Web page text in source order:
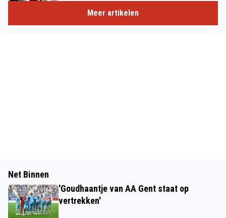
Meer artikelen
Net Binnen
'Goudhaantje van AA Gent staat op
vertrekken'